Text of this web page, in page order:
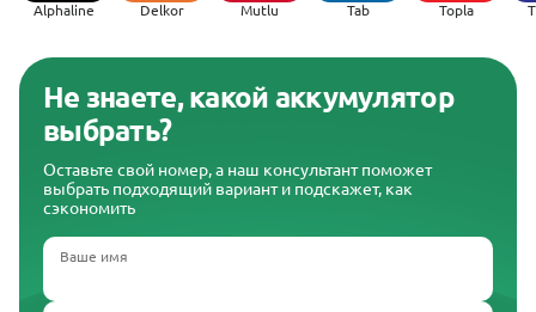
Alphaline Delkor Mutlu Tab Topla
Не знаете, какой аккумулятор
выбрать?
Оставьте свой номер, а наш консультант поможет
выбрать подходящий вариант и подскажет, как
сэкономить
Ваше имя